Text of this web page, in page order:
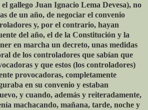
gallego Juan Ignacio Lema Devesa), no
de un año, de negociar el convenio
y, por el contrario, hayan
del año, el de la Constitución y la
en marcha un decreto, unas medidas
de los controladores que sabían que
y que estos (los controladores)
provocadoras, completamente
en su convenio y estaban
y cuando, además y reiteradamente,
machacando, mañana, tarde, noche y